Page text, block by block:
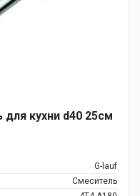
для кухни d40 25см
G-lauf
Смеситель